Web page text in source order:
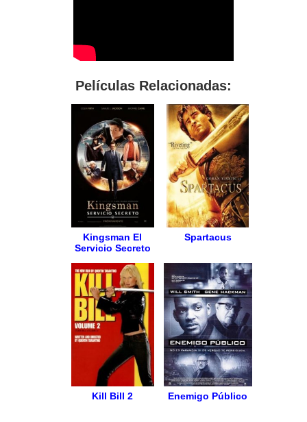
Películas Relacionadas:
Kingsman El
Servicio Secreto
Spartacus
Kill Bill 2 Enemigo Público